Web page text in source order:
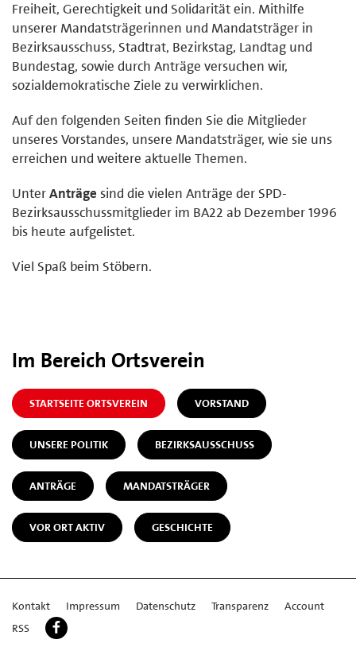
Freiheit, Gerechtigkeit und Solidarität ein. Mithilfe
unserer Mandatsträgerinnen und Mandatsträger in
Bezirksausschuss, Stadtrat, Bezirkstag, Landtag und
Bundestag, sowie durch Anträge versuchen wir,
sozialdemokratische Ziele zu verwirklichen.
Auf den folgenden Seiten finden Sie die Mitglieder
unseres Vorstandes, unsere Mandatsträger, wie sie uns
erreichen und weitere aktuelle Themen.
UnterAnträge sind die vielen Anträge der SPD-
Bezirksausschussmitglieder im BA22 ab Dezember 1996
bis heute aufgelistet.
Viel Spaß beim Stöbern.
Im Bereich Ortsverein
STARTSEITE ORTSVEREIN VORSTAND
UNSERE POLITIK BEZIRKSAUSSCHUSS
ANTRÄGE MANDATSTRÄGER
VOR ORT AKTIV GESCHICHTE
Kontakt Impressum Datenschutz Transparenz
Account
RSS